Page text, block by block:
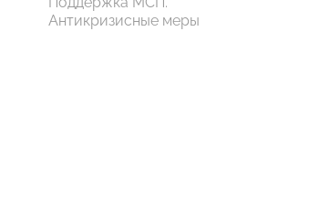
Антикризисные меры